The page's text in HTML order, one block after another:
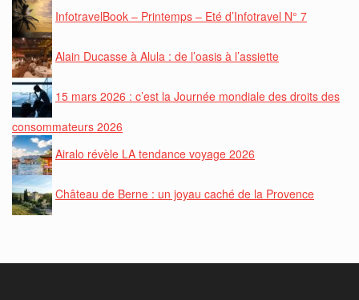
InfotravelBook – Printemps – Eté d’Infotravel N° 7
Alain Ducasse à Alula : de l’oasis à l’assiette
15 mars 2026 : c’est la Journée mondiale des droits des
consommateurs 2026
Airalo révèle LA tendance voyage 2026
Château de Berne : un joyau caché de la Provence